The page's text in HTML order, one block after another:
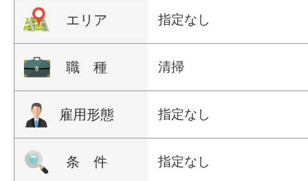
エリア 指定なし
職 種 清掃
雇用形態 指定なし
条 件 指定なし